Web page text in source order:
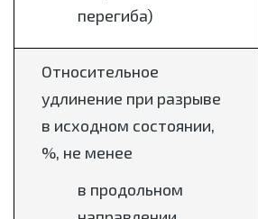
перегиба)
Относительное
удлинение при разрыве
в исходном состоянии,
%, не менее
в продольном